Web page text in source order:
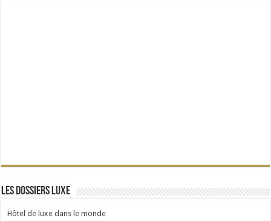
Les dossiers Luxe
Hôtel de luxe dans le monde